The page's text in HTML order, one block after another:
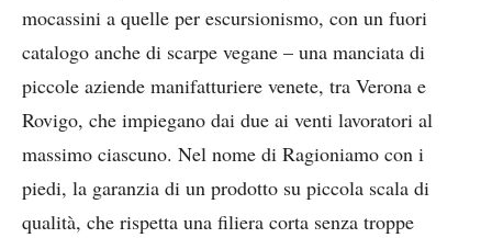
mocassini a quelle per escursionismo, con un fuori
catalogo anche di scarpe vegane – una manciata di
piccole aziende manifatturiere venete, tra Verona e
Rovigo, che impiegano dai due ai venti lavoratori al
massimo ciascuno. Nel nome di Ragioniamo con i
piedi, la garanzia di un prodotto su piccola scala di
qualità, che rispetta una filiera corta senza troppe